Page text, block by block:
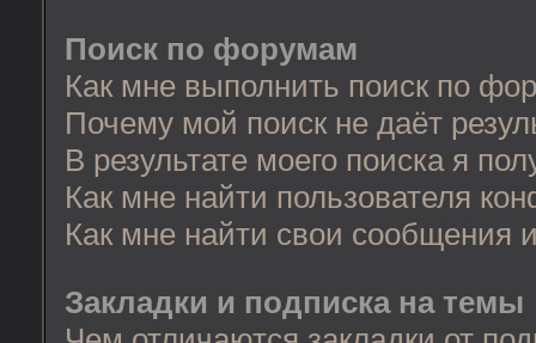
Поиск по форумам
Как мне выполнить поиск по
Почему мой поиск не даёт
В результате моего поиска я
Как мне найти пользователя
Как мне найти свои сообщения
Закладки и подписка на темы